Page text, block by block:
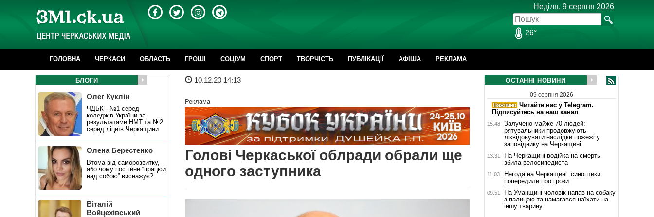
Неділя, 9 серпня 2026
26°
ГОЛОВНА ЧЕРКАСИ ОБЛАСТЬ ГРОШІ CОЦІУМ СПОРТ ТВОРЧІСТЬ ПУБЛІКАЦІЇ АФІША РЕКЛАМА
10.12.20 14:13
Реклама
Голові Черкаської облради обрали ще
одного заступника
БЛОГИ
Олег Куклін
ЧДБК - №1 серед
коледжів України за
результатами НМТ та №2
серед ліцеїв Черкащини
Олена Берестенко
Втома від саморозвитку,
або чому постійне “працюй
над собою” виснажує?
Віталій
Войцехівський
ОСТАННІ НОВИНИ
09 серпня 2026
Читайте нас у Telegram.
Підписуйтесь на наш канал
15:48
Залучено майже 70 людей:
рятувальники продовжують
ліквідовувати наслідки пожежі у
заповіднику на Черкащині
13:31
На Черкащині водійка на смерть
збила велосипедиста
11:03
Негода на Черкащині: синоптики
попередили про грози
09:51
На Уманщині чоловік напав на собаку
з палицею та намагався наїхати на
іншу тварину